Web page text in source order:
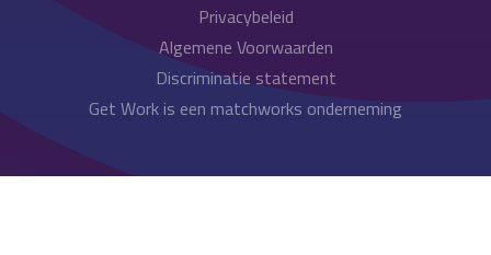
Privacybeleid
Algemene Voorwaarden
Discriminatie statement
Get Work is een matchworks onderneming